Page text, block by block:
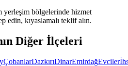
yerleşim bölgelerinde hizmet
edin, kıyaslamalı teklif alın.
Diğer İlçeleri
ÇobanlarDazkırıDinarEmirdağEvciler